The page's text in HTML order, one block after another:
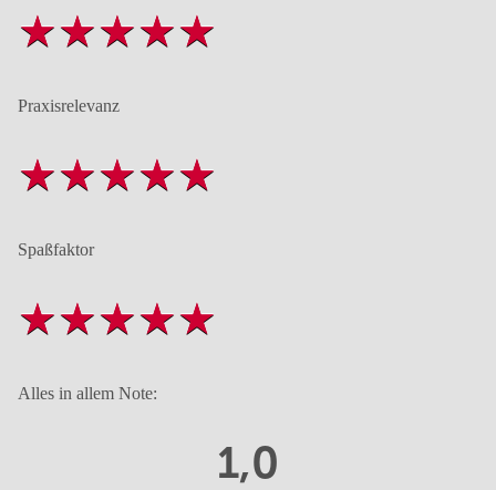
Praxisrelevanz
Spaßfaktor
Alles in allem Note:
1,0